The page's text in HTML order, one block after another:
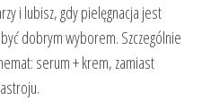
i lubisz, gdy pielęgnacja jest
dobrym wyborem. Szczególnie
serum + krem, zamiast